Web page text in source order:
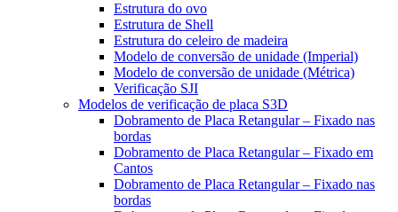
Estrutura do ovo
Estrutura de Shell
Estrutura do celeiro de madeira
Modelo de conversão de unidade (Imperial)
Modelo de conversão de unidade (Métrica)
Verificação SJI
Modelos de verificação de placa S3D
Dobramento de Placa Retangular – Fixado nas
bordas
Dobramento de Placa Retangular – Fixado em
Cantos
Dobramento de Placa Retangular – Fixado nas
bordas